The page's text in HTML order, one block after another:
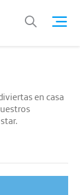
en casa